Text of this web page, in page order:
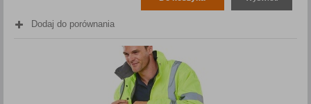
Dodaj do porównania